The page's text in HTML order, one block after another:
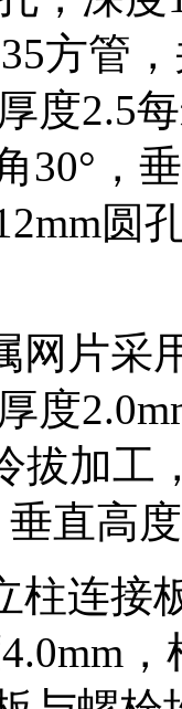
方管
度2.5
30°，
圆
网片采
度
拔加工
垂直
柱连接